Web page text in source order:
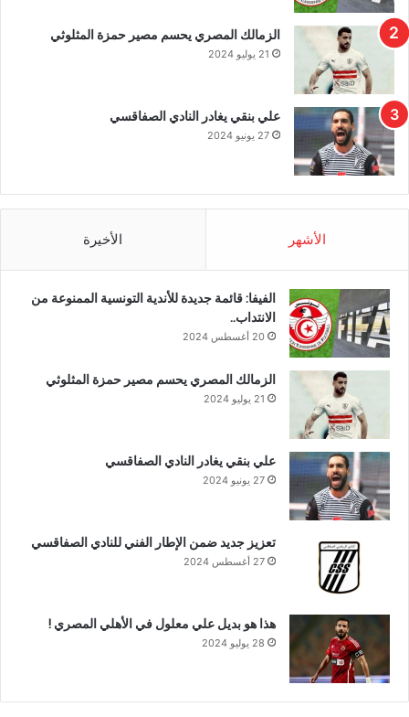
الزمالك المصري يحسم مصير حمزة المثلوثي
21 يوليو 2024
علي بنقي يغادر النادي الصفاقسي
27 يونيو 2024
الأشهر الأخيرة
الفيفا: قائمة جديدة للأندية التونسية الممنوعة من
الانتداب..
20 أغسطس 2024
الزمالك المصري يحسم مصير حمزة المثلوثي
21 يوليو 2024
علي بنقي يغادر النادي الصفاقسي
27 يونيو 2024
تعزيز جديد ضمن الإطار الفني للنادي الصفاقسي
27 أغسطس 2024
هذا هو بديل علي معلول في الأهلي المصري !
28 يوليو 2024